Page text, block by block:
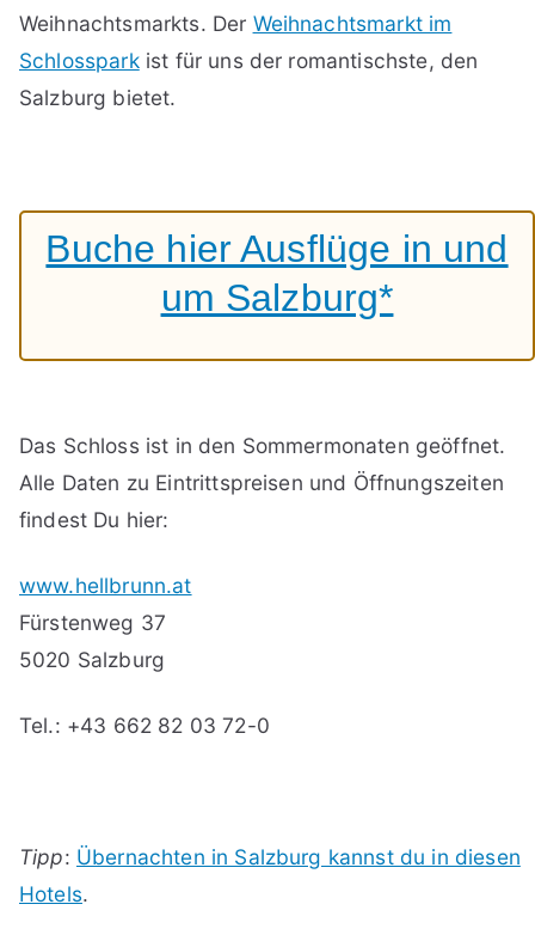
Weihnachtsmarkts. Der Weihnachtsmarkt im
Schlossparkist für uns der romantischste, den
Salzburg bietet.
Buche hier Ausflüge in und
um Salzburg*
Das Schloss ist in den Sommermonaten geöffnet.
Alle Daten zu Eintrittspreisen und Öffnungszeiten
findest Du hier:
www.hellbrunn.at
Fürstenweg 37
5020 Salzburg
Tel.: +43 662 82 03 72-0
Tipp: Übernachten in Salzburg kannst du in diesen
Hotels.